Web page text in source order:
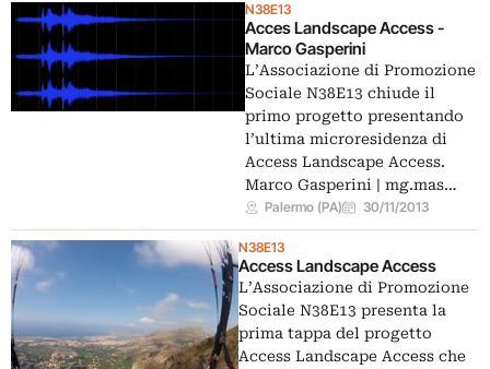
N38E13
Acces Landscape Access -
Marco Gasperini
L’Associazione di Promozione
Sociale N38E13 chiude il
primo progetto presentando
l’ultima microresidenza di
Access Landscape Access.
Marco Gasperini | mg.mas…
Palermo (PA) 30/11/2013
N38E13
Access Landscape Access
L’Associazione di Promozione
Sociale N38E13 presenta la
prima tappa del progetto
Access Landscape Access che